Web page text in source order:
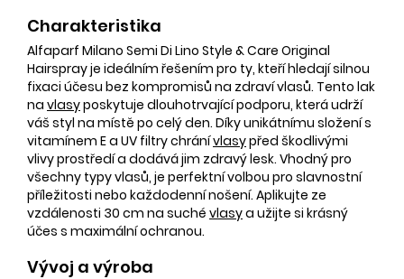
Charakteristika
Alfaparf Milano Semi Di Lino Style & Care Original
Hairspray je ideálním řešením pro ty, kteří hledají silnou
fixaci účesu bez kompromisů na zdraví vlasů. Tento lak
na vlasyposkytuje dlouhotrvající podporu, která udrží
váš styl na místě po celý den. Díky unikátnímu složení s
vitamínem E a UV filtry chránívlasypřed škodlivými
vlivy prostředí a dodává jim zdravý lesk. Vhodný pro
všechny typy vlasů, je perfektní volbou pro slavnostní
příležitosti nebo každodenní nošení. Aplikujte ze
vzdálenosti 30 cm na suché vlasya užijte si krásný
účes s maximální ochranou.
Vývoj a výroba